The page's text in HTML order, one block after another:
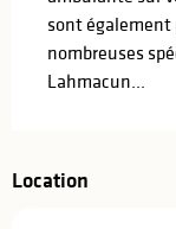
sont également
nombreuses
Lahmacun...
Location